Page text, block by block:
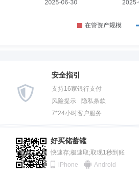
安全指引
支持16家银行支付
风险提示
隐私条款
7*24小时客户服务
好买储蓄罐
快速存;极速取;取现1秒到账
iPhone
Android